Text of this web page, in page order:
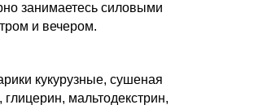
занимаетесь силовыми
и вечером.
кукурузные, сушеная
мальтодекстрин,